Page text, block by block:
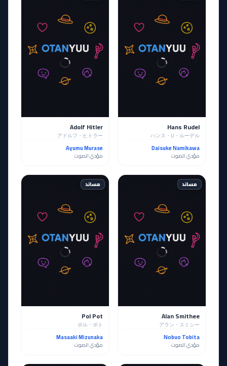
Hans Rudel
ハンス・U・ルーデル
Daisuke Namikawa
مؤدي الصوت
Adolf Hitler
アドルフ・ヒトラー
Ayumu Murase
مؤدي الصوت
مساند
Alan Smithee
アラン・スミシー
Nobuo Tobita
مؤدي الصوت
مساند
Pol Pot
ポル・ポト
Masaaki Mizunaka
مؤدي الصوت